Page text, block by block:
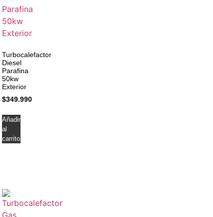
Turbocalefactor
Diesel
Parafina
50kw
Exterior
$349.990
Añadir
al
carrito